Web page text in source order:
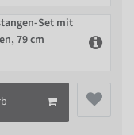
Set mit
79 cm